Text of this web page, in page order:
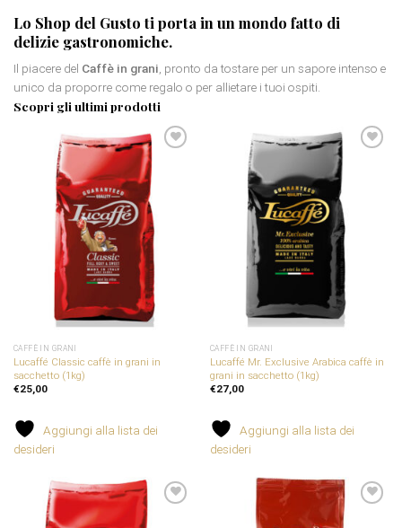
Lo Shop del Gusto ti porta in un mondo fatto di
delizie gastronomiche.
Il piacere del Caffè in grani , pronto da tostare per un sapore intenso e
unico da proporre come regalo o per allietare i tuoi ospiti.
Scopri gli ultimi prodotti
desideri
CAFFÈ IN GRANI
Lucaffé Classic caffè in grani in
sacchetto (1kg)
€25,00
Aggiungi alla lista dei
desideri
CAFFÈ IN GRANI
Lucaffé Mr. Exclusive Arabica caffè in
grani in sacchetto (1kg)
€27,00
Aggiungi alla lista dei
desideri